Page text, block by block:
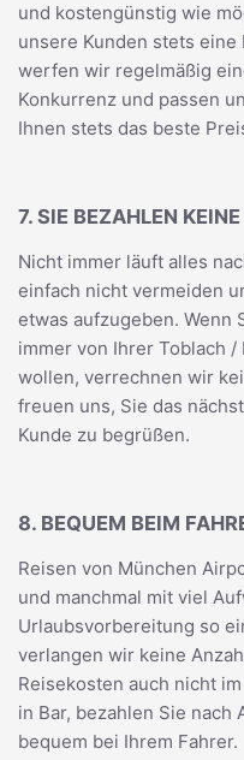
und kostengünstig wie
unsere Kunden stets
werfen wir regelmäßig
Konkurrenz und passen
Ihnen stets das beste
7. SIE BEZAHLEN
Nicht immer läuft alles
einfach nicht vermeiden
etwas aufzugeben. Wenn
immer von Ihrer Toblach
wollen, verrechnen wir
freuen uns, Sie das
Kunde zu begrüßen.
8. BEQUEM BEIM
Reisen von München
und manchmal mit viel
Urlaubsvorbereitung so
verlangen wir keine
Reisekosten auch nicht
in Bar, bezahlen Sie nach
bequem bei Ihrem Fahrer.